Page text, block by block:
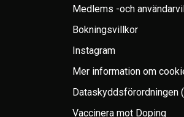
Medlems -och
Bokningsvillkor
Instagram
Mer information om
Dataskyddsförordningen
Vaccinera mot Doping